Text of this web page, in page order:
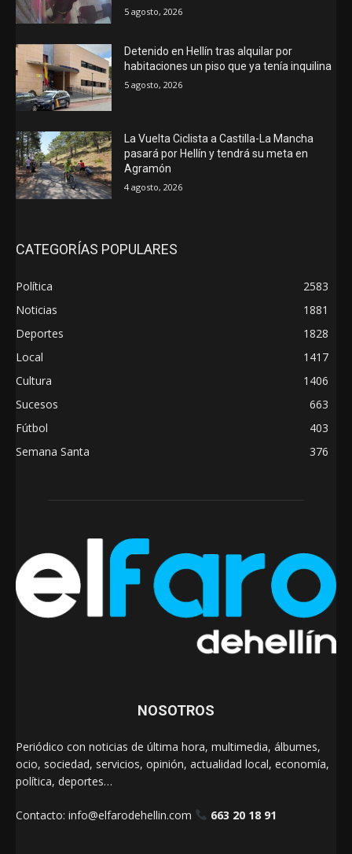
5 agosto, 2026
Detenido en Hellín tras alquilar por
habitaciones un piso que ya tenía inquilina
5 agosto, 2026
La Vuelta Ciclista a Castilla-La Mancha
pasará por Hellín y tendrá su meta en
Agramón
4 agosto, 2026
CATEGORÍAS POPULARES
Política
2583
Noticias
1881
Deportes
1828
Local
1417
Cultura
1406
Sucesos
663
Fútbol
403
Semana Santa
376
NOSOTROS
Periódico con noticias de última hora, multimedia, álbumes,
ocio, sociedad, servicios, opinión, actualidad local, economía,
política, deportes…
Contacto: info@elfarodehellin.com 663 20 18 91